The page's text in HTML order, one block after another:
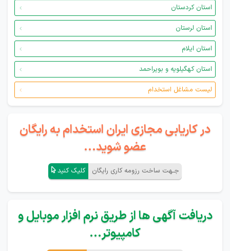
استان کردستان
استان لرستان
استان ایلام
استان کهگیلویه و بویراحمد
لیست مشاغل استخدام
در کاریابی مجازی ایران استخدام به رایگان
عضو شوید...
جـهت ساخت رزومه کاری رایگان کلیک کنید
دریافت آگهی ها از طریق نرم افزار موبایل و
کامپیوتر...